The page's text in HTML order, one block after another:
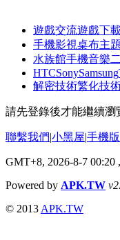
遊戲交流遊戲下
手機影視桌布主題
水族館手機音樂
HTCSonySamsung
解密技術繁化技
請先登錄後才能繼續瀏
聯繫我們|小黑屋|手機版
GMT+8, 2026-8-7 00:20
Powered by APK.TW
© 2013 APK.TW